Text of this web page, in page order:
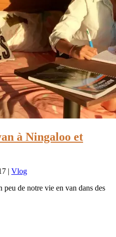
à Ningaloo et
| Vlog
peu de notre vie en van dans des